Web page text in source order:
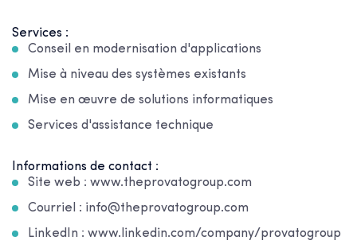
Services :
Conseil en modernisation d'applications
Mise à niveau des systèmes existants
Mise en œuvre de solutions informatiques
Services d'assistance technique
Informations de contact :
Site web : www.theprovatogroup.com
Courriel : info@theprovatogroup.com
LinkedIn : www.linkedin.com/company/provatogroup